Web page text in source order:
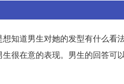
知道男生对她的发型有什么看
很在意的表现。男生的回答可